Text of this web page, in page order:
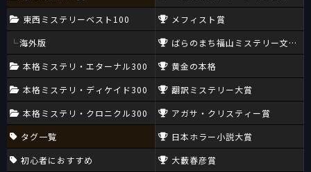
東西ミステリーベスト100
海外版
本格ミステリ・エターナル300
本格ミステリ・ディケイド300
本格ミステリ・クロニクル300
タグ一覧
初心者におすすめ
メフィスト賞
ばらのまち福山ミステリー文学新
黄金の本格
翻訳ミステリー大賞
アガサ・クリスティー賞
日本ホラー小説大賞
大藪春彦賞